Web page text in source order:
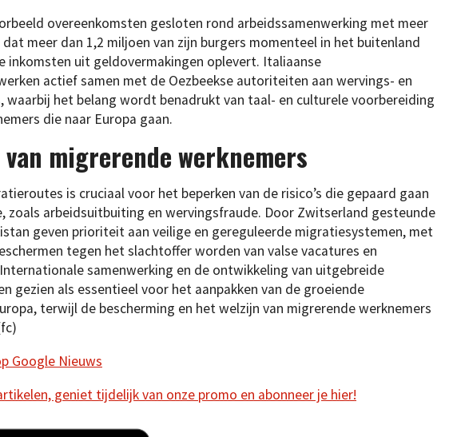
overeenkomsten gesloten rond arbeidssamenwerking met meer
meer dan 1,2 miljoen van zijn burgers momenteel in het buitenland
inkomsten uit geldovermakingen oplevert. Italiaanse
actief samen met de Oezbeekse autoriteiten aan wervings- en
waarbij het belang wordt benadrukt van taal- en culturele voorbereiding
die naar Europa gaan.
migrerende werknemers
is cruciaal voor het beperken van de risico’s die gepaard gaan
zoals arbeidsuitbuiting en wervingsfraude. Door Zwitserland gesteunde
geven prioriteit aan veilige en gereguleerde migratiesystemen, met
tegen het slachtoffer worden van valse vacatures en
samenwerking en de ontwikkeling van uitgebreide
gezien als essentieel voor het aanpakken van de groeiende
terwijl de bescherming en het welzijn van migrerende werknemers
Google Nieuws
geniet tijdelijk van onze promo en abonneer je hier!